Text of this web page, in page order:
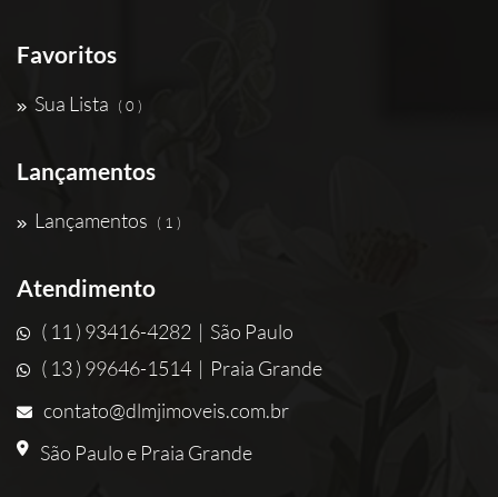
Favoritos
Sua Lista ( 0 )
Lançamentos
Lançamentos ( 1 )
Atendimento
( 11 ) 93416-4282 | São Paulo
( 13 ) 99646-1514 | Praia Grande
contato@dlmjimoveis.com.br
São Paulo e Praia Grande